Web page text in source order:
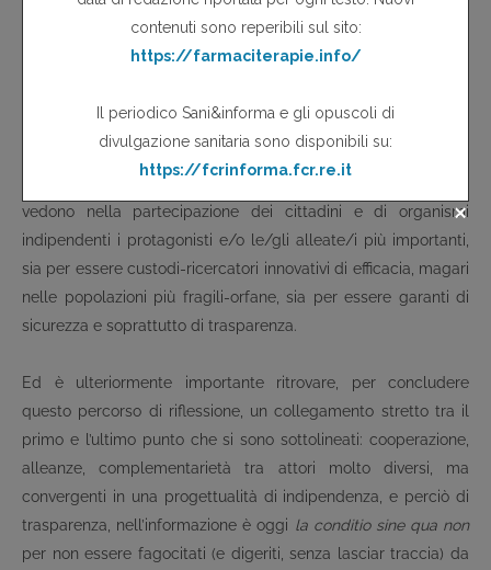
farmacologia/clinica/epidemiologia che molto raramente
viene trattato: la “scoperta”, e l’esplicitazione, che quando il
mercato non riesce a trovare o a vendere vere (o false) novità,
responsabilità della presa in carico dei problemi e delle
persone da non essere in grado (o non avere il coraggio) di
immaginare/produrre ricerche più di fondo: che magari
vedono nella partecipazione dei cittadini e di organismi
indipendenti i protagonisti e/o le/gli alleate/i più importanti,
sia per essere custodi-ricercatori innovativi di efficacia, magari
nelle popolazioni più fragili-orfane, sia per essere garanti di
sicurezza e soprattutto di trasparenza.
Ed è ulteriormente importante ritrovare, per concludere
questo percorso di riflessione, un collegamento stretto tra il
primo e l’ultimo punto che si sono sottolineati: cooperazione,
alleanze, complementarietà tra attori molto diversi, ma
convergenti in una progettualità di indipendenza, e perciò di
trasparenza, nell’informazione è oggi la conditio sine qua non
per non essere fagocitati (e digeriti, senza lasciar traccia) da